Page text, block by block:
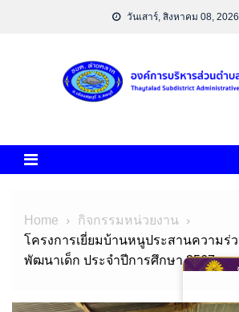
วันเสาร์, สิงหาคม 08, 2026
Home
กิจกรรมหน่วยงาน
โครงการเยี่ยมบ้านหนูประสานความร่
พัฒนาเด็ก ประจำปีการศึกษา 2567